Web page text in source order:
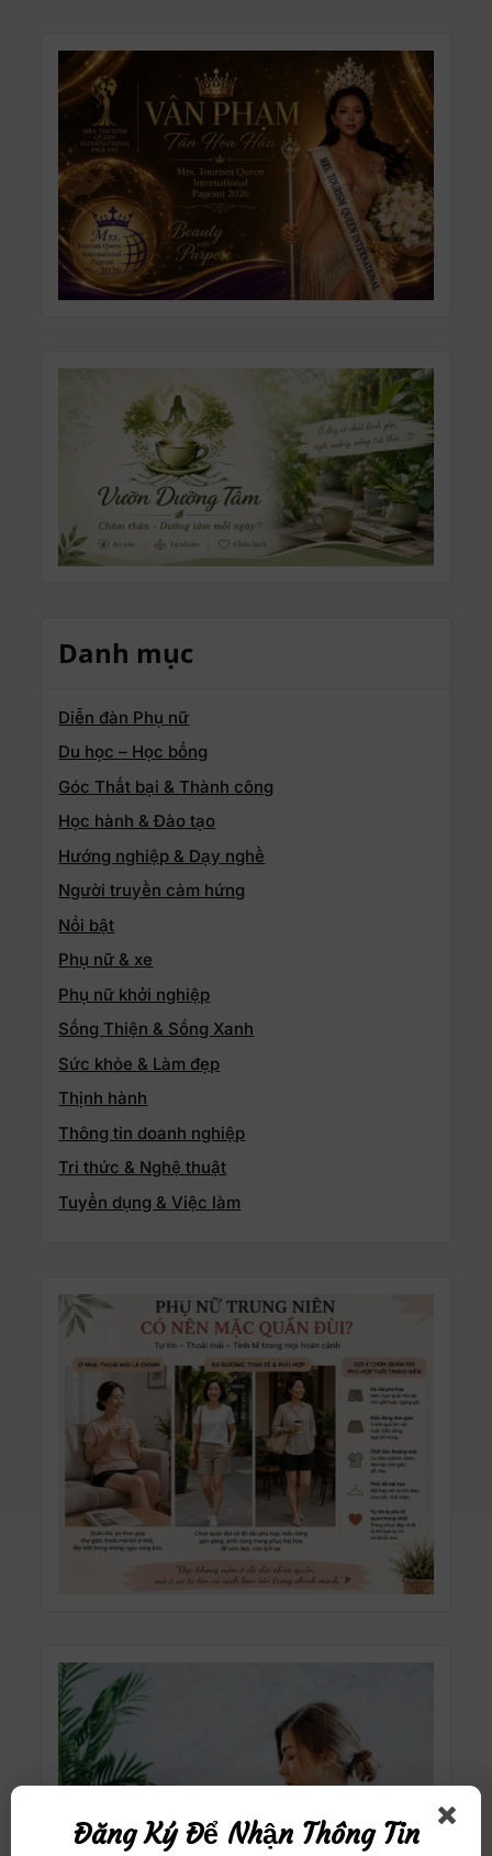
Danh mục
Diễn đàn Phụ nữ
Du học – Học bổng
Góc Thất bại & Thành công
Học hành & Đào tạo
Hướng nghiệp & Dạy nghề
Người truyền cảm hứng
Nổi bật
Phụ nữ & xe
Phụ nữ khởi nghiệp
Sống Thiện & Sống Xanh
Sức khỏe & Làm đẹp
Thịnh hành
Thông tin doanh nghiệp
Tri thức & Nghệ thuật
Tuyển dụng & Việc làm
Đăng Ký Để Nhận Thông Tin